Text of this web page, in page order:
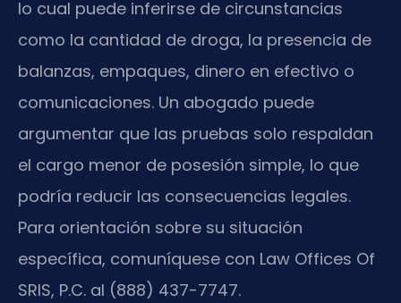
lo cual puede inferirse de circunstancias
como la cantidad de droga, la presencia de
balanzas, empaques, dinero en efectivo o
comunicaciones. Un abogado puede
argumentar que las pruebas solo respaldan
el cargo menor de posesión simple, lo que
podría reducir las consecuencias legales.
Para orientación sobre su situación
específica, comuníquese con Law Offices Of
SRIS, P.C. al (888) 437-7747.